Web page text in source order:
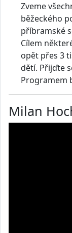
Zveme
běžeckého
příbramské
Cílem
opět přes 3
dětí. Přijďte
Programem
Milan